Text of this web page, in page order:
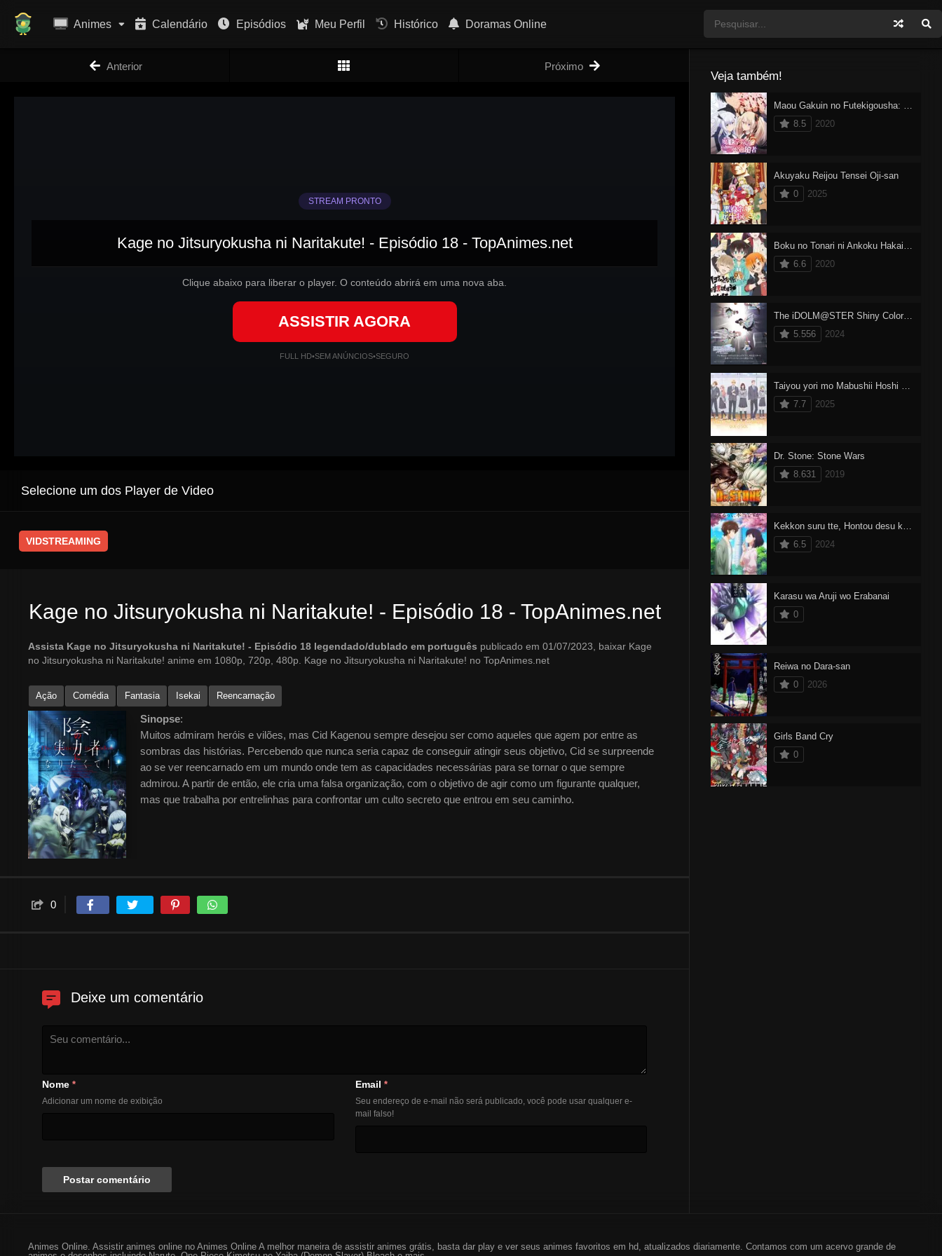
Animes Calendário Episódios Meu Perfil Histórico Doramas Online
Anterior Próximo
STREAM PRONTO
Kage no Jitsuryokusha ni Naritakute! - Episódio 18 - TopAnimes.net
Clique abaixo para liberar o player. O conteúdo abrirá em uma nova aba.
ASSISTIR AGORA
FULL HD•SEM ANÚNCIOS•SEGURO
Selecione um dos Player de Video
VIDSTREAMING
Kage no Jitsuryokusha ni Naritakute! - Episódio 18 - TopAnimes.net
Assista Kage no Jitsuryokusha ni Naritakute! - Episódio 18 legendado/dublado em português publicado em 01/07/2023, baixar Kage
no Jitsuryokusha ni Naritakute! anime em 1080p, 720p, 480p. Kage no Jitsuryokusha ni Naritakute! no TopAnimes.net
Ação Comédia Fantasia Isekai Reencarnação
Sinopse:
Muitos admiram heróis e vilões, mas Cid Kagenou sempre desejou ser como aqueles que agem por entre as
sombras das histórias. Percebendo que nunca seria capaz de conseguir atingir seus objetivo, Cid se surpreende
ao se ver reencarnado em um mundo onde tem as capacidades necessárias para se tornar o que sempre
admirou. A partir de então, ele cria uma falsa organização, com o objetivo de agir como um figurante qualquer,
mas que trabalha por entrelinhas para confrontar um culto secreto que entrou em seu caminho.
0
Deixe um comentário
Nome *
Adicionar um nome de exibição
Email *
Seu endereço de e-mail não será publicado, você pode usar qualquer e-
mail falso!
Veja também!
Maou Gakuin no Futekigousha: Shijou Saikyou no Maou no Shiso, Tensei shite Shison-tachi no Gakkou e Kayou
8.5
2020
Akuyaku Reijou Tensei Oji-san
0
2025
Boku no Tonari ni Ankoku Hakaishin ga Imasu.
6.6
2020
The iDOLM@STER Shiny Colors 2
5.556
2024
Taiyou yori mo Mabushii Hoshi Dublado
7.7
2025
Dr. Stone: Stone Wars
8.631
2019
Kekkon suru tte, Hontou desu ka Dublado
6.5
2024
Karasu wa Aruji wo Erabanai
0
Reiwa no Dara-san
0
2026
Girls Band Cry
0
Animes Online. Assistir animes online no Animes Online A melhor maneira de assistir animes grátis, basta dar play e ver seus animes favoritos em hd, atualizados diariamente. Contamos com um acervo grande de